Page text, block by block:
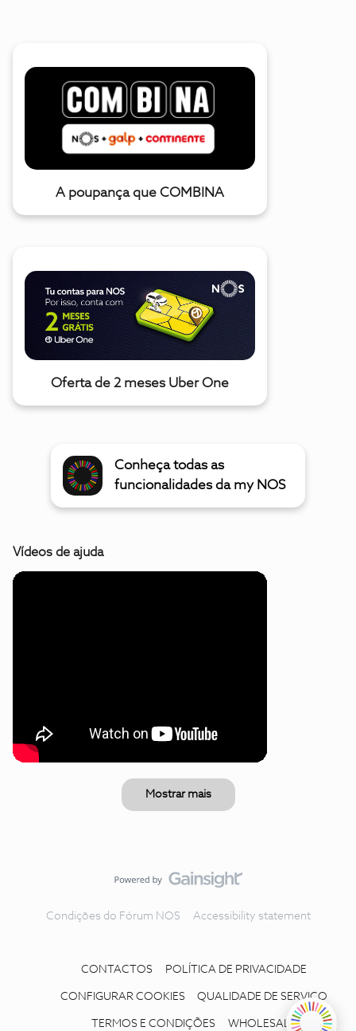
A poupança que COMBINA
Oferta de 2 meses Uber One
Conheça todas as
funcionalidades da my NOS
Vídeos de ajuda
Mostrar mais
Condições do Fórum NOS Accessibility statement
CONTACTOS POLÍTICA DE PRIVACIDADE
CONFIGURAR COOKIES QUALIDADE DE SERVIÇO
TERMOS E CONDIÇÕES WHOLESALE